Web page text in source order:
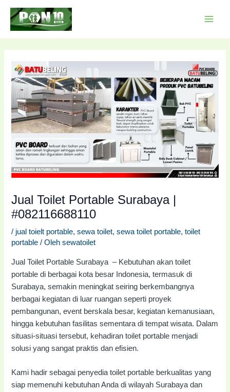
konten
Jual Toilet Portable Surabaya |
#082116688110
/ jual toielt portable,sewa toilet,sewa toilet portable,toilet
portable / Olehsewatoilet
Jual Toilet Portable Surabaya – Kebutuhan akan toilet
portable di berbagai kota besar Indonesia, termasuk di
Surabaya, semakin meningkat seiring berkembangnya
berbagai kegiatan di luar ruangan seperti proyek
pembangunan, event berskala besar, kegiatan kemanusiaan,
hingga kebutuhan fasilitas sementara di tempat wisata. Dalam
situasi-situasi tersebut, kehadiran toilet portable menjadi
solusi yang sangat praktis dan efisien.
Kami hadir sebagai penyedia toilet portable berkualitas yang
siap memenuhi kebutuhan Anda di wilayah Surabaya dan
navigation